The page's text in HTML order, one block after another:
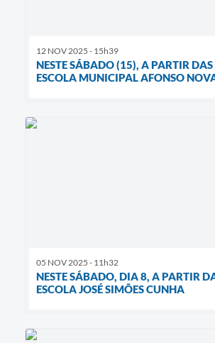
12 NOV 2025 - 15h39
NESTE SÁBADO (15), A PARTIR
ESCOLA MUNICIPAL AFONSO
05 NOV 2025 - 11h32
NESTE SÁBADO, DIA 8, A PARTIR
ESCOLA JOSÉ SIMÕES CUNHA